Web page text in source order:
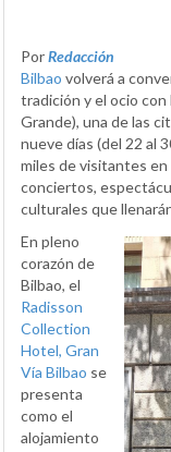
PorRedacción
Bilbao volverá a
tradición y el ocio con
Grande), una de las
nueve días (del 22 al
miles de visitantes
conciertos,
culturales que
En pleno
corazón de
Bilbao, el
Radisson
Collection
Hotel, Gran
Vía Bilbao se
presenta
como el
alojamiento